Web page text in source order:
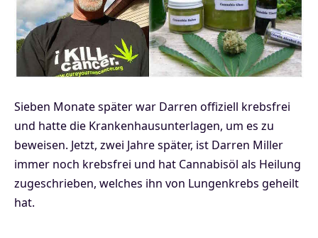
Sieben Monate später war Darren offiziell krebsfrei
und hatte die Krankenhausunterlagen, um es zu
beweisen. Jetzt, zwei Jahre später, ist Darren Miller
immer noch krebsfrei und hat Cannabisöl als Heilung
zugeschrieben, welches ihn von Lungenkrebs geheilt
hat.